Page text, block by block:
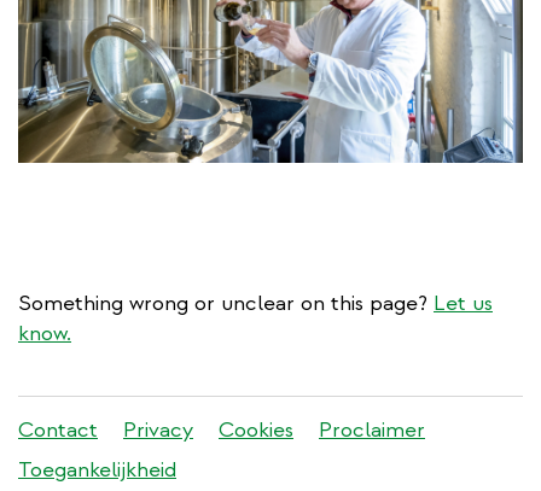
Something wrong or unclear on this page? Let us
know.
Stadleuven
footer
Contact Privacy Cookies
Proclaimer
Toegankelijkheid